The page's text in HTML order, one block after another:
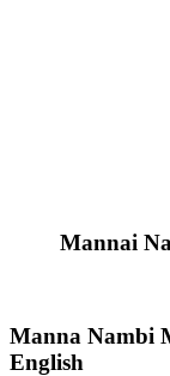
Mannai
Manna Nambi
English